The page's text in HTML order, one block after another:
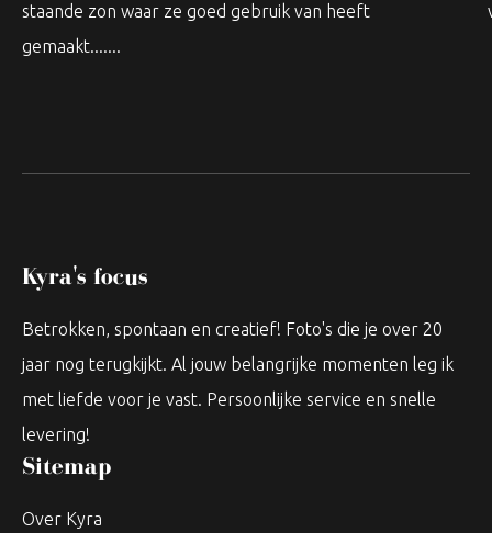
staande zon waar ze goed gebruik van heeft
gemaakt.......
Kyra's focus
Betrokken, spontaan en creatief! Foto's die je over 20
jaar nog terugkijkt. Al jouw belangrijke momenten leg ik
met liefde voor je vast. Persoonlijke service en snelle
levering!
Sitemap
Over Kyra